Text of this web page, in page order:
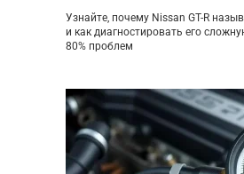
Узнайте, почему Nissan GT-R
и как диагностировать его
80% проблем